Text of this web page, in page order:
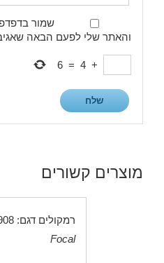
שמור
והאתר שלי לפעם הבאה
+
4
=
6
מוצרים קשורים
רמקולים דגם: Profil 908
Focal